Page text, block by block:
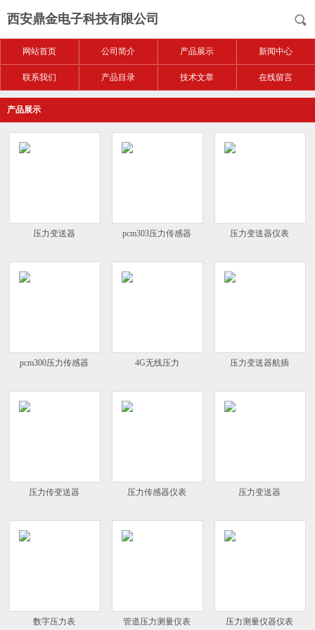
西安鼎金电子科技有限公司
网站首页 公司简介 产品展示 新闻中心
联系我们 产品目录 技术文章 在线留言
产品展示
压力变送器 pcm303压力传感器 压力变送器仪表
pcm300压力传感器 4G无线压力 压力变送器航插
压力传变送器 压力传感器仪表 压力变送器
数字压力表 管道压力测量仪表 压力测量仪器仪表